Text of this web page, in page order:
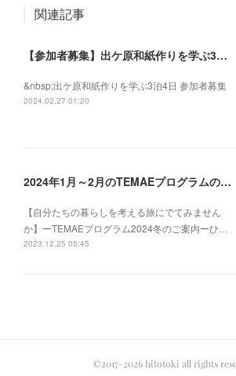
関連記事
【参加者募集】出ケ原和紙作りを学ぶ3泊4日
&nbsp;出ケ原和紙作りを学ぶ3泊4日 参加者募集
2024.02.27 01:20
2024年1月～2月のTEMAEプログラムの募集を開始いたしました
【自分たちの暮らしを考える旅にでてみません
か】ーTEMAEプログラム2024冬のご案内ーひ…
2023.12.25 05:45
©2017-2026 hitotoki all rights